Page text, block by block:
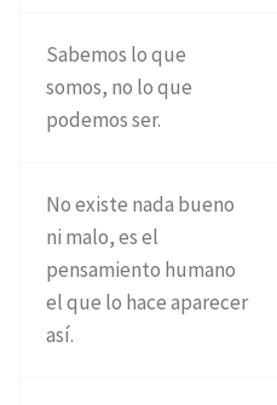
Sabemos lo que
somos, no lo que
podemos ser.
No existe nada bueno
ni malo, es el
pensamiento humano
el que lo hace aparecer
así.